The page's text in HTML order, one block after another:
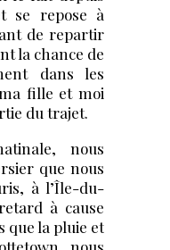
se repose à
de repartir
la chance de
dans les
fille et moi
du trajet.
nous
que nous
à l’Île-du-
à cause
que la pluie et
nous